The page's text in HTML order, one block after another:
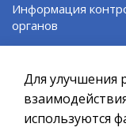
Информация
органов
Информационные
Официальный
образования
При полном или
на ресурс
Если Вы обнаружили
Для улучшения
используются